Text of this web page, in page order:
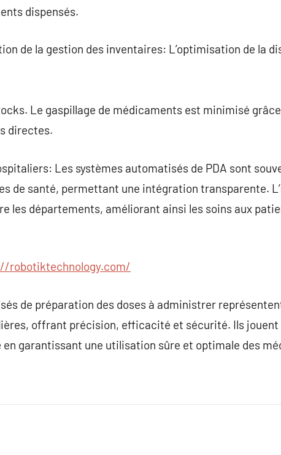
dispensés.
de la gestion des inventaires: L’optimisation de la
Le gaspillage de médicaments est minimisé
directes.
Les systèmes automatisés de PDA sont
de santé, permettant une intégration transparente.
les départements, améliorant ainsi les soins aux
robotiktechnology.com/
de préparation des doses à administrer
offrant précision, efficacité et sécurité. Ils jouent
en garantissant une utilisation sûre et optimale des